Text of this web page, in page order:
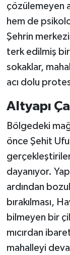
çözülemeyen
hem de
Şehrin
terk edilmiş
sokaklar,
acı dolu
Altyapı
Bölgedeki
önce Şehit
dayanıyor.
ardından
bırakılması,
bilmeyen bir
mıcırdan
mahalleyi